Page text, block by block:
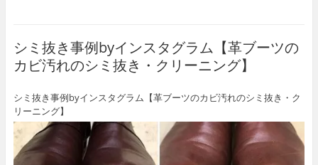
シミ抜き事例byインスタグラム【革ブーツの
カビ汚れのシミ抜き・クリーニング】
シミ抜き事例byインスタグラム【革ブーツのカビ汚れのシミ抜き・ク
リーニング】